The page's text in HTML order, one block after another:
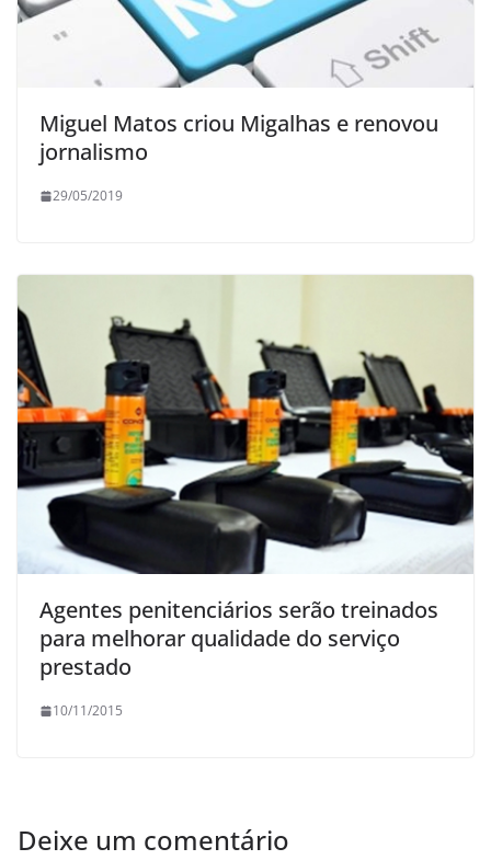
Miguel Matos criou Migalhas e renovou
jornalismo
29/05/2019
Agentes penitenciários serão treinados
para melhorar qualidade do serviço
prestado
10/11/2015
Deixe um comentário